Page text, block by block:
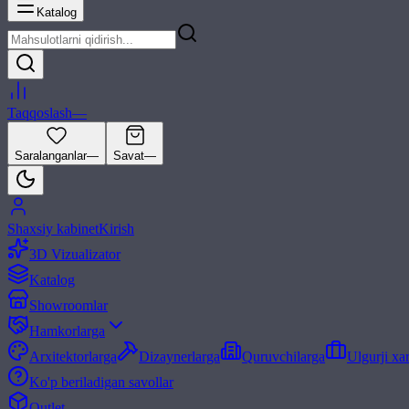
Katalog
Taqqoslash—
Saralanganlar— Savat—
Shaxsiy kabinetKirish
3D Vizualizator
Katalog
Showroomlar
Hamkorlarga
Arxitektorlarga
Dizaynerlarga Quruvchilarga
Ulgurji
Ko'p beriladigan savollar